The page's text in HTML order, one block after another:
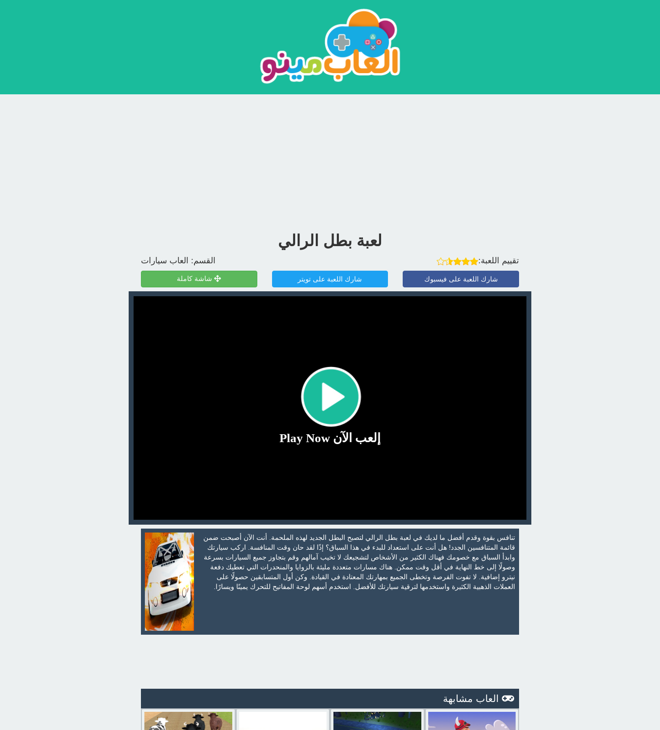
لعبة بطل الرالي
القسم: العاب سيارات تقييم اللعبة:
شاشة كاملة شارك اللعبة على تويتر شارك اللعبة على فيسبوك
إلعب الآن Play Now
تنافس بقوة وقدم أفضل ما لديك في لعبة بطل الرالي لتصبح البطل الجديد لهذه الملحمة. أنت الآن أصبحت ضمن
قائمة المتنافسين الجدد! هل أنت على استعداد للبدء في هذا السباق؟ إذًا لقد حان وقت المنافسة. اركب سيارتك
وابدأ السباق مع خصومك فهناك الكثير من الأشخاص لتشجيعك لا تخيب آمالهم وقم بتجاوز جميع السيارات بسرعة
وصولًا إلى خط النهاية في أقل وقت ممكن. هناك مسارات متعددة مليئة بالزوايا والمنحدرات التي تعطيك دفعة
نيترو إضافية. لا تفوت الفرصة وتخطى الجميع بمهارتك المعتادة في القيادة. وكن أول المتسابقين حصولًا على
العملات الذهبية الكثيرة واستخدمها لترقية سيارتك للأفضل. استخدم أسهم لوحة المفاتيح للتحرك يمينًا ويسارًا.
العاب مشابهة